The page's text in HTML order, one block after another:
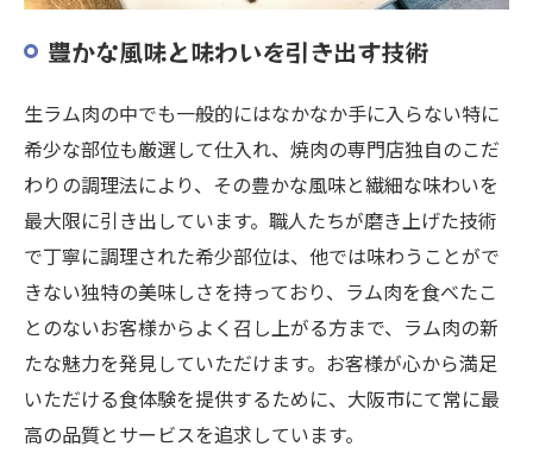
豊かな風味と味わいを引き出す技術
生ラム肉の中でも一般的にはなかなか手に入らない特に
希少な部位も厳選して仕入れ、焼肉の専門店独自のこだ
わりの調理法により、その豊かな風味と繊細な味わいを
最大限に引き出しています。職人たちが磨き上げた技術
で丁寧に調理された希少部位は、他では味わうことがで
きない独特の美味しさを持っており、ラム肉を食べたこ
とのないお客様からよく召し上がる方まで、ラム肉の新
たな魅力を発見していただけます。お客様が心から満足
いただける食体験を提供するために、大阪市にて常に最
高の品質とサービスを追求しています。